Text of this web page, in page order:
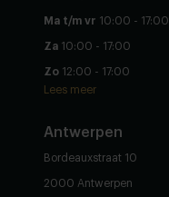
Ma t/m vr 10:00 - 17:00
Za 10:00 - 17:00
Zo 12:00 - 17:00
Lees meer
Antwerpen
Bordeauxstraat 10
2000 Antwerpen